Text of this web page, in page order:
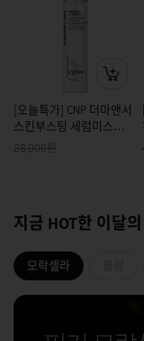
[오늘특가] CNP 더마앤서
스킨부스팅 세럼미스트
250ml
28,000원
지금 HOT한 이달
모락셀라